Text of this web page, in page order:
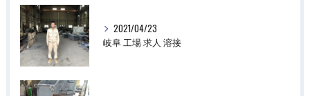
2021/04/23
岐阜 工場 求人 溶接